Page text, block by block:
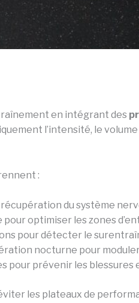
en intégrant des
l’intensité, le
:
du système
pour optimiser les zones
pour détecter le
nocturne pour
pour prévenir les
les plateaux de